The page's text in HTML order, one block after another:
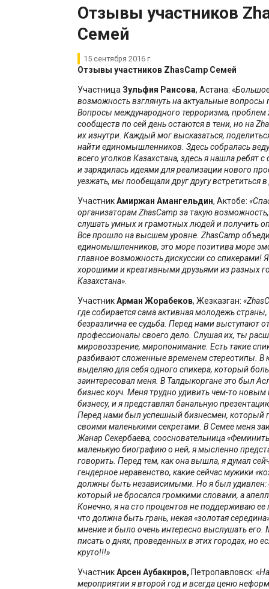
Отзывы участников
Семей
15 сентября 2016 г.
Отзывы участников ZhasCamp Семей
Участница Зульфия Раисова, Астана:
возможность взглянуть на актуальные вопросы
Вопросы международного терроризма,
сообществ по сей день остаются в тени, но на
их изнутри. Каждый мог высказаться,
найти единомышленников. Здесь собралась
всего уголков Казахстана, здесь я нашла ребят
и зарядилась идеями для реализации нового
уезжать, мы пообещали друг другу встретиться
УчастникАмиржан Амангельдин, Актобе:
организаторамZhasCamp за такую
слушать умных и грамотных людей и получить
Все прошло на высшем уровне. ZhasCamp
единомышленников, это море позитива море
главное возможность дискуссии со спикерами!
хорошими и креативными друзьями из разных
Казахстана».
УчастникАрман Жорабеков, Жезказган: «
где собирается сама активная молодежь страны,
безразлична ее судьба. Перед нами выступают
профессионалы своего дело. Слушая их, ты
мировоззрение, миропонимание. Есть такие
разбивают сложенные временем стереотипы. В
выделяю для себя одного спикера, который
заинтересовал меня. В Талдыкоргане это был
бизнес коуч. Меня трудно удивить чем-то новым
бизнесу, и я представлял банальную
Перед нами был успешный бизнесмен, который
своими маленькими секретами. В Семее меня
Жанар Секербаева, соосновательница
маленькую биографию о ней, я мысленно
говорить. Перед тем, как она вышла, я думал
гендерное неравенство, какие сейчас мужики
должны быть независимыми. Но я был удивлен:
который не бросался громкими словами, а
Конечно, я на сто процентов не поддерживаю ее
что должна быть грань, некая «золотая
мнение и было очень интересно выслушать
писать о днях, проведенных в этих городах, но
круто!!!»
УчастникАрсен Аубакиров, Петропавловск:
мероприятии я второй год и всегда ценю